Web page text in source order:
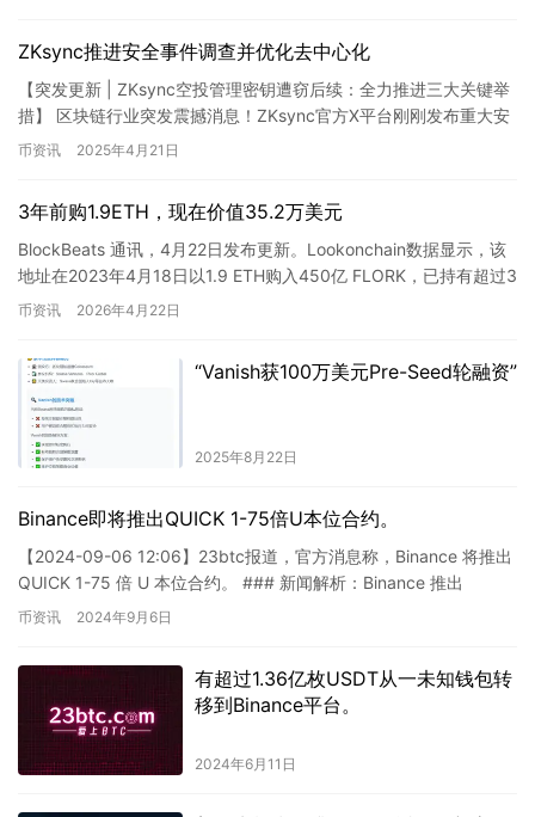
ZKsync推进安全事件调查并优化去中心化
【突发更新 | ZKsync空投管理密钥遭窃后续：全力推进三大关键举
措】 区块链行业突发震撼消息！ZKsync官方X平台刚刚发布重大安
全事件追踪报告，披露了这场精心策划的&#822…
币资讯 2025年4月21日
3年前购1.9ETH，现在价值35.2万美元
BlockBeats 通讯，4月22日发布更新。Lookonchain数据显示，该
地址在2023年4月18日以1.9 ETH购入450亿 FLORK，已持有超过3
年，目前价值35….
币资讯 2026年4月22日
“Vanish获100万美元Pre-Seed轮融资”
2025年8月22日
Binance即将推出QUICK 1-75倍U本位合约。
【2024-09-06 12:06】23btc报道，官方消息称，Binance 将推出
QUICK 1-75 倍 U 本位合约。 ### 新闻解析：Binance 推出
QUICK…
币资讯 2024年9月6日
有超过1.36亿枚USDT从一未知钱包转
移到Binance平台。
2024年6月11日